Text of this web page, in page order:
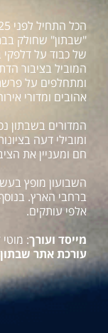
"שבתון" שחולק
של כבוד על דלפקי
המוביל בציבור
ומתחלפים על
אהובים ומדורי
המדורים בשבתון
ומובילי דעה
חם ומעניין את
ברחבי הארץ.
אלפי עותקים.
מייסד ועורך:
עורכת אתר שבתון